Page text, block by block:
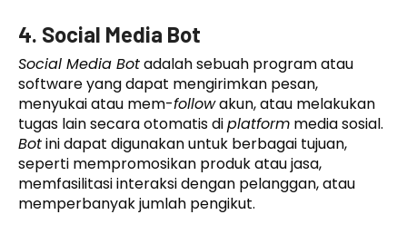
4. Social Media Bot
Social Media Botadalah sebuah program atau
software yang dapat mengirimkan pesan,
menyukai atau mem-followakun, atau melakukan
tugas lain secara otomatis diplatform media sosial.
Botini dapat digunakan untuk berbagai tujuan,
seperti mempromosikan produk atau jasa,
memfasilitasi interaksi dengan pelanggan, atau
memperbanyak jumlah pengikut.